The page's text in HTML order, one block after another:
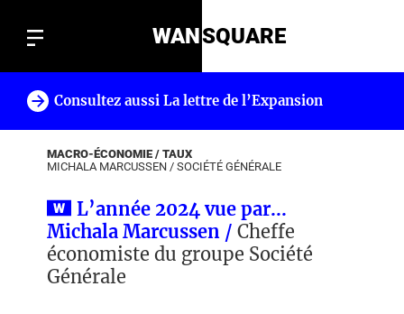
WANSQUARE
Consultez aussi La lettre de l’Expansion
MACRO-ÉCONOMIE / TAUX
MICHALA MARCUSSEN / SOCIÉTÉ GÉNÉRALE
L’année 2024 vue par...
Michala Marcussen / Cheffe
économiste du groupe Société
Générale